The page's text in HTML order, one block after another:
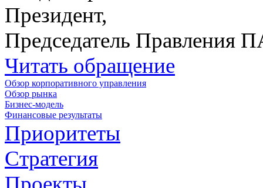
Президент,
Председатель Правления
Читать обращение
Обзор корпоративного управления
Обзор рынка
Бизнес-модель
Финансовые результаты
Приоритеты
Стратегия